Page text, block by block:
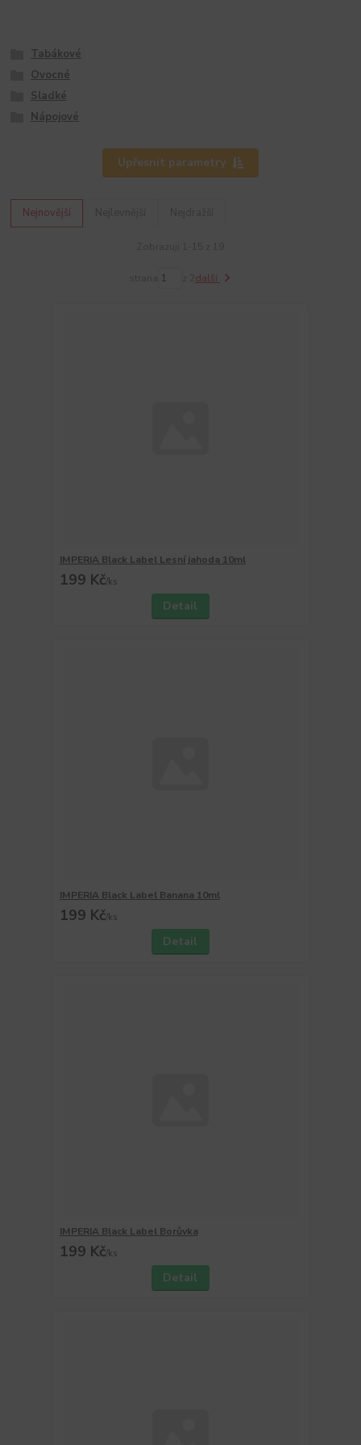
Tabákové
Ovocné
Sladké
Nápojové
Upřesnit parametry
Nejnovější
další
IMPERIA Black Label Lesní jahoda 10ml
199 Kč/ks
Detail
IMPERIA Black Label Banana 10ml
199 Kč/ks
Detail
IMPERIA Black Label Borůvka
199 Kč/ks
Detail